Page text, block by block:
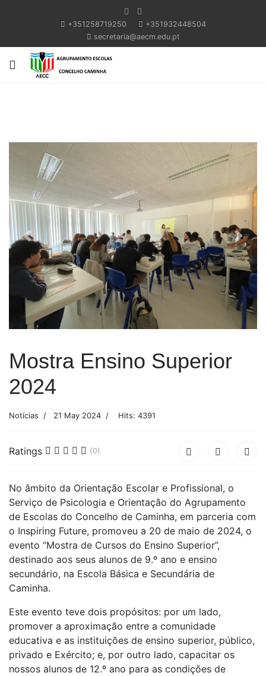
+351258719250
+351932448504
secretaria@aecm.edu.pt
Previous Next
Mostra Ensino Superior
2024
Notícias 21 May 2024 Hits: 4391
Ratings (0)
No âmbito da Orientação Escolar e Profissional, o
Serviço de Psicologia e Orientação do Agrupamento
de Escolas do Concelho de Caminha, em parceria com
o Inspiring Future, promoveu a 20 de maio de 2024, o
evento “Mostra de Cursos do Ensino Superior”,
destinado aos seus alunos de 9.º ano e ensino
secundário, na Escola Básica e Secundária de
Caminha.
Este evento teve dois propósitos: por um lado,
promover a aproximação entre a comunidade
educativa e as instituições de ensino superior, público,
privado e Exército; e, por outro lado, capacitar os
nossos alunos de 12.º ano para as condições de